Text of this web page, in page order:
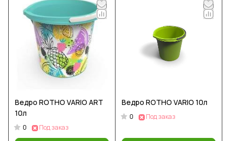
Ведро ROTHO VARIO ART
10л
0 Под заказ
Ведро ROTHO VARIO 10л
0 Под заказ